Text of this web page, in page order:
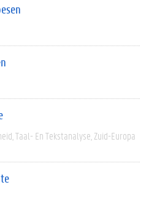
Taal- En Tekstanalyse Zuid-Europa